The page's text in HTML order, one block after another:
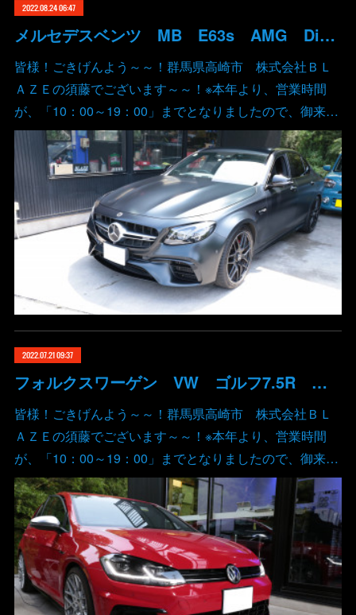
2022.08.24 06:47
メルセデスベンツ MB E63s AMG DigitalSpeed デジタルスピード ECUチューン バブリング コーディング 群馬 高崎
皆様！ごきげんよう～～！群馬県高崎市 株式会社ＢＬ
ＡＺＥの須藤でございます～～！※本年より、営業時間
が、「10：00～19：00」までとなりましたので、御来…
2022.07.21 09:37
フォルクスワーゲン VW ゴルフ7.5R デジタルスピードチューニング ECUチューニング ステージ2 群馬 高崎
皆様！ごきげんよう～～！群馬県高崎市 株式会社ＢＬ
ＡＺＥの須藤でございます～～！※本年より、営業時間
が、「10：00～19：00」までとなりましたので、御来…